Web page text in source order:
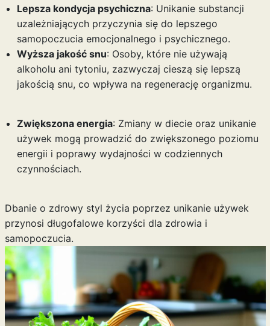
Lepsza kondycja psychiczna: Unikanie substancji
uzależniających przyczynia się do lepszego
samopoczucia emocjonalnego i psychicznego.
Wyższa jakość snu: Osoby, które nie używają
alkoholu ani tytoniu, zazwyczaj cieszą się lepszą
jakością snu, co wpływa na regenerację organizmu.
Zwiększona energia: Zmiany w diecie oraz unikanie
używek mogą prowadzić do zwiększonego poziomu
energii i poprawy wydajności w codziennych
czynnościach.
Dbanie o zdrowy styl życia poprzez unikanie używek
przynosi długofalowe korzyści dla zdrowia i
samopoczucia.